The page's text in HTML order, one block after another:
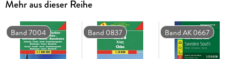
Sprachen: Polnisch, Tschechisch, Englisch, Niederländisch,
Deutsch, Italienisch, Ungarisch, Spanisch, Slowakisch,
Französisch
Mehr aus dieser Reihe
Band 7004 Band 0837 Band AK 0667